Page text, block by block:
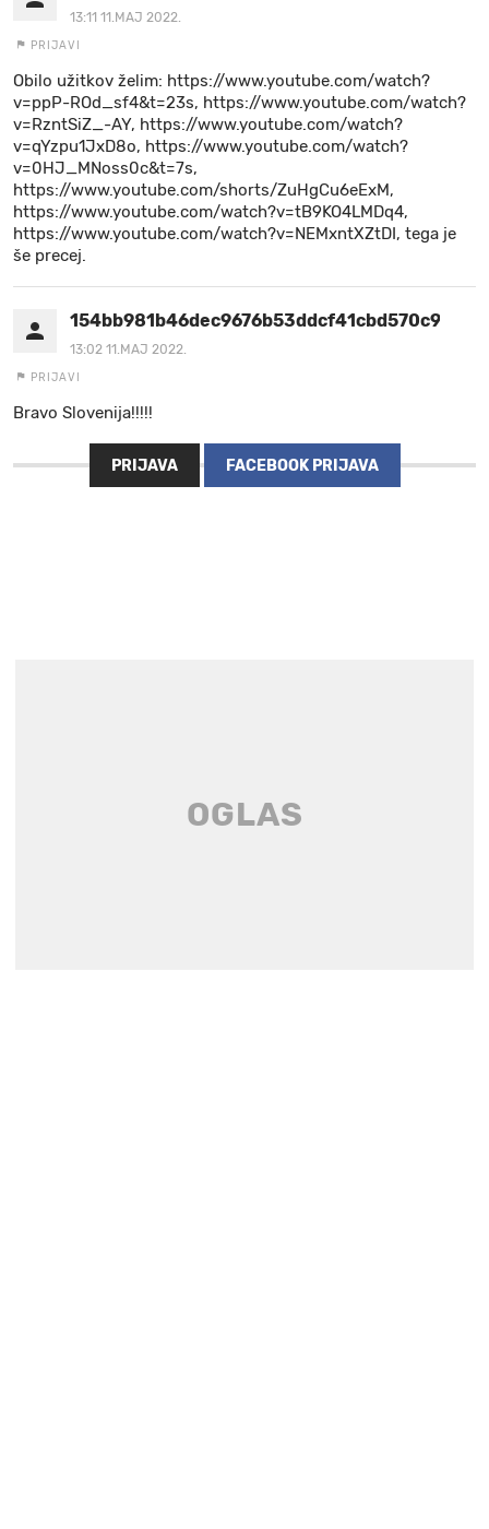
13:11 11.MAJ 2022.
PRIJAVI
Obilo užitkov želim: https://www.youtube.com/watch?
v=ppP-ROd_sf4&t=23s, https://www.youtube.com/watch?
v=RzntSiZ_-AY, https://www.youtube.com/watch?
v=qYzpu1JxD8o, https://www.youtube.com/watch?
v=0HJ_MNoss0c&t=7s,
https://www.youtube.com/shorts/ZuHgCu6eExM,
https://www.youtube.com/watch?v=tB9KO4LMDq4,
https://www.youtube.com/watch?v=NEMxntXZtDI, tega je
še precej.
13:02 11.MAJ 2022.
PRIJAVI
Bravo Slovenija!!!!!
PRIJAVA FACEBOOK PRIJAVA